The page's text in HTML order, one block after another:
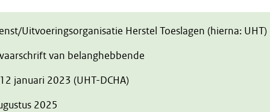
Uitvoeringsorganisatie Herstel Toeslagen (hierna: UHT)
van belanghebbende
januari 2023 (UHT-DCHA)
2025